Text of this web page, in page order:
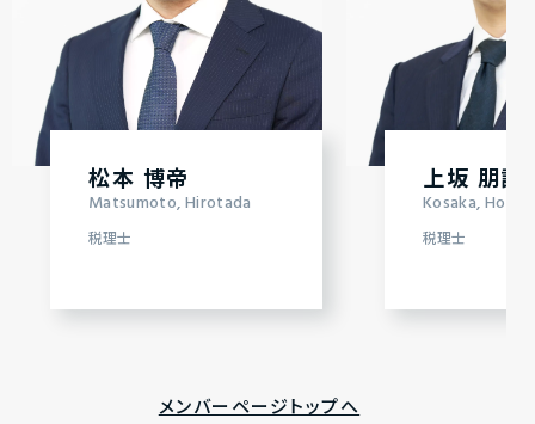
松本 博帝
Matsumoto, Hirotada
税理士
上坂 朋誠
Kosaka, Hosei
税理士
メンバーページトップへ